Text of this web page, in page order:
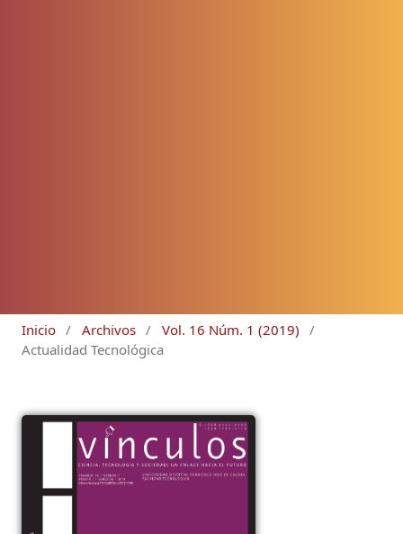
Inicio / Archivos / Vol. 16 Núm. 1 (2019)
/
Actualidad Tecnológica